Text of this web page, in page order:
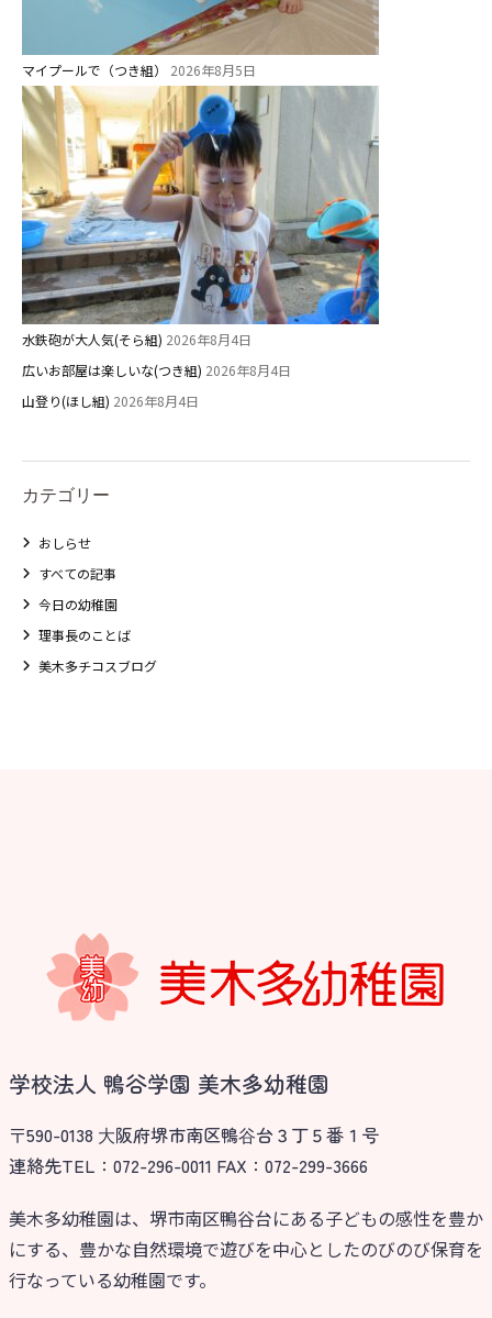
マイプールで（つき組） 2026年8月5日
水鉄砲が大人気(そら組) 2026年8月4日
広いお部屋は楽しいな(つき組) 2026年8月4日
山登り(ほし組) 2026年8月4日
カテゴリー
おしらせ
すべての記事
今日の幼稚園
理事長のことば
美木多チコスブログ
学校法人 鴨谷学園 美木多幼稚園
〒590-0138 ⼤阪府堺市南区鴨⾕台３丁５番１号
連絡先TEL：072-296-0011 FAX：072-299-3666
美木多幼稚園は、堺市南区鴨谷台にある子どもの感性を豊か
にする、豊かな自然環境で遊びを中心としたのびのび保育を
行なっている幼稚園です。